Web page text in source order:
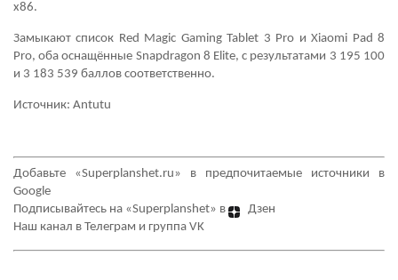
x86.
Замыкают список Red Magic Gaming Tablet 3 Pro и Xiaomi Pad 8
Pro, оба оснащённые Snapdragon 8 Elite, с результатами 3 195 100
и 3 183 539 баллов соответственно.
Источник: Antutu
Добавьте «Superplanshet.ru» в предпочитаемые источники в
Google
Подписывайтесь на «Superplanshet» в
Дзен
Наш канал в Телеграм и группа VK